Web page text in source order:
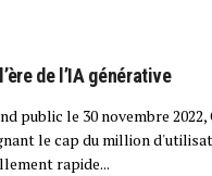
de l’IA générative
public le 30 novembre
le cap du million
rapide...